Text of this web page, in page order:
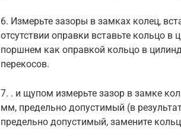
6. Измерьте зазоры в замках колец,
отсутствии оправки вставьте кольцо
поршнем как оправкой кольцо в
перекосов.
7. . и щупом измерьте зазор в замке
мм, предельно допустимый (в
предельно допустимый, замените